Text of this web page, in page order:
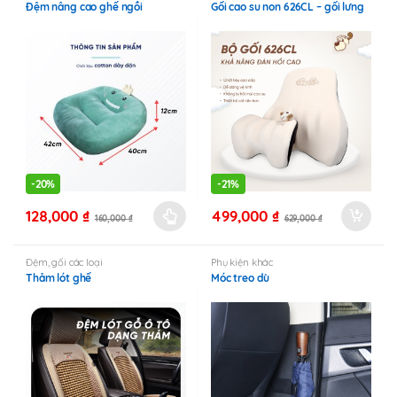
sản
Đệm nâng cao ghế ngồi
-20%
128,000 ₫ 160,000₫
Sản
này
có
nhiều
biến
thể.
Các
Gối cao su non 626CL – gối lưng
-21%
499,000 ₫ 629,000₫
Đệm, gối các loại
Thảm lót ghế
Phụ kiện khác
Móc treo dù